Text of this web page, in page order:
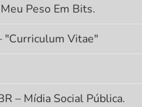
Peso Em Bits.
"Curriculum Vitae"
– Mídia Social Pública.